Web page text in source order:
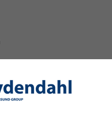
/ 27,5 / 23 / 23